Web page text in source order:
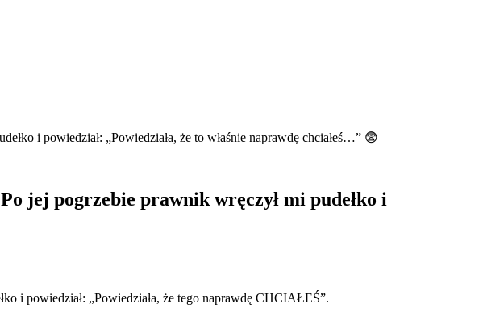
i powiedział: „Powiedziała, że to właśnie naprawdę chciałeś…” 😨
jej pogrzebie prawnik wręczył mi pudełko i
i powiedział: „Powiedziała, że tego naprawdę CHCIAŁEŚ”.